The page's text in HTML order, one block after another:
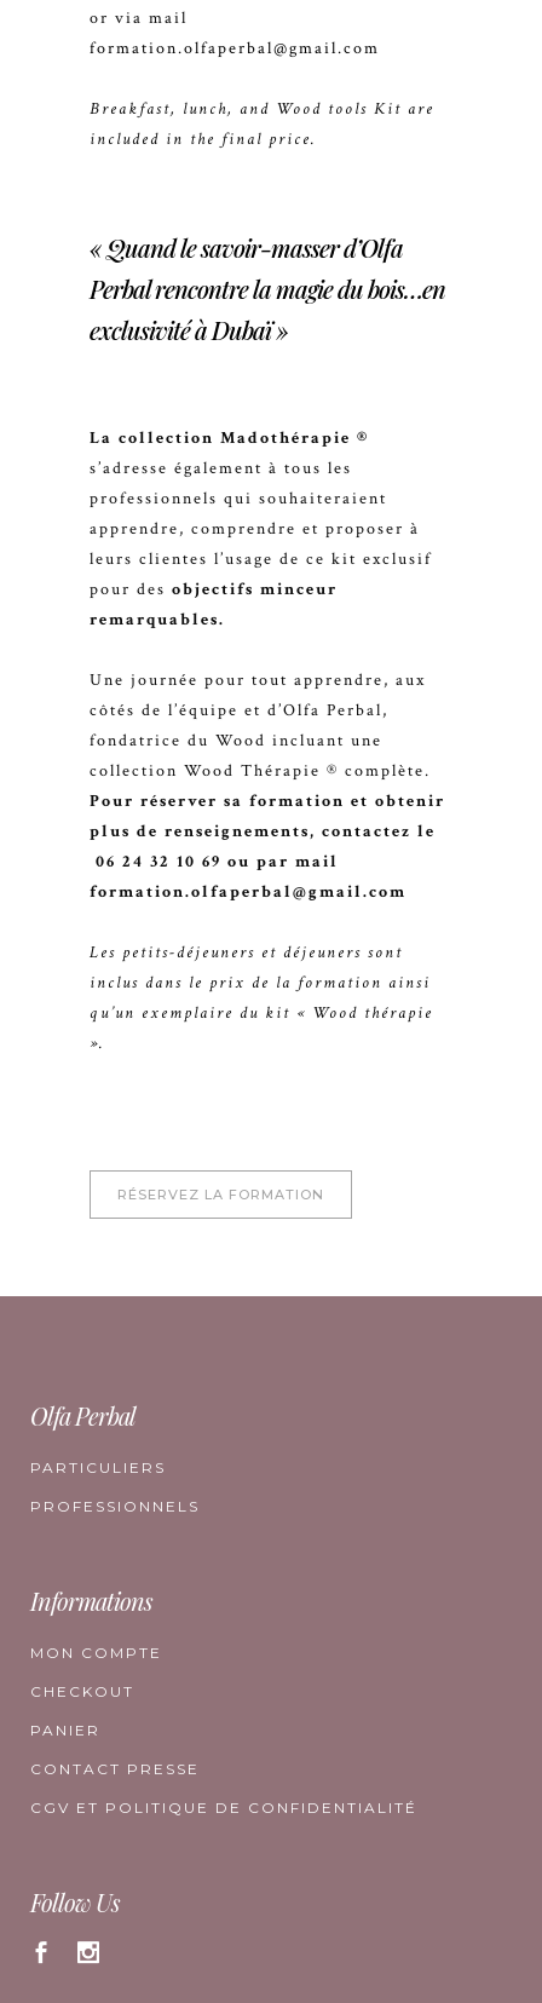
or via mail
formation.olfaperbal@gmail.com
Breakfast, lunch, and Wood tools Kit are
included in the final price.
« Quand le savoir-masser d’Olfa
Perbal rencontre la magie du bois…en
exclusivité à Dubaï »
La collection Madothérapie ®
s’adresse également à tous les
professionnels qui souhaiteraient
apprendre, comprendre et proposer à
leurs clientes l’usage de ce kit exclusif
pour des objectifs minceur
remarquables.
Une journée pour tout apprendre, aux
côtés de l’équipe et d’Olfa Perbal,
fondatrice du Wood incluant une
collection Wood Thérapie ® complète.
Pour réserver sa formation et obtenir
plus de renseignements, contactez le
06 24 32 10 69 ou par mail
formation.olfaperbal@gmail.com
Les petits-déjeuners et déjeuners sont
inclus dans le prix de la formation ainsi
qu’un exemplaire du kit « Wood thérapie
».
RÉSERVEZ LA FORMATION
Olfa Perbal
PARTICULIERS
PROFESSIONNELS
Informations
MON COMPTE
CHECKOUT
PANIER
CONTACT PRESSE
CGV ET POLITIQUE DE CONFIDENTIALITÉ
Follow Us